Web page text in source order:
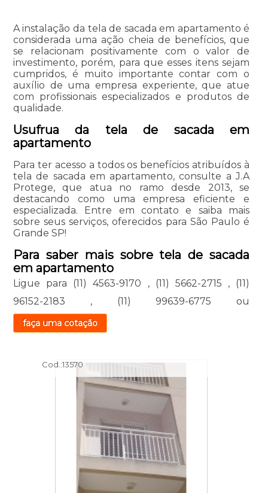
A instalação da tela de sacada em apartamento é
considerada uma ação cheia de benefícios, que
se relacionam positivamente com o valor de
investimento, porém, para que esses itens sejam
cumpridos, é muito importante contar com o
auxílio de uma empresa experiente, que atue
com profissionais especializados e produtos de
qualidade.
Usufrua da tela de sacada em
apartamento
Para ter acesso a todos os benefícios atribuídos à
tela de sacada em apartamento, consulte a J.A
Protege, que atua no ramo desde 2013, se
destacando como uma empresa eficiente e
especializada. Entre em contato e saiba mais
sobre seus serviços, oferecidos para São Paulo é
Grande SP!
Para saber mais sobre tela de sacada
em apartamento
Ligue para (11) 4563-9170 , (11) 5662-2715 , (11)
96152-2183 , (11) 99639-6775 ou
faça uma cotação
Cod.:13570